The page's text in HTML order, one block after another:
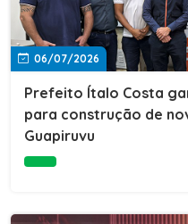
06/07/2026
Prefeito Ítalo Costa
para construção de
Guapiruvu